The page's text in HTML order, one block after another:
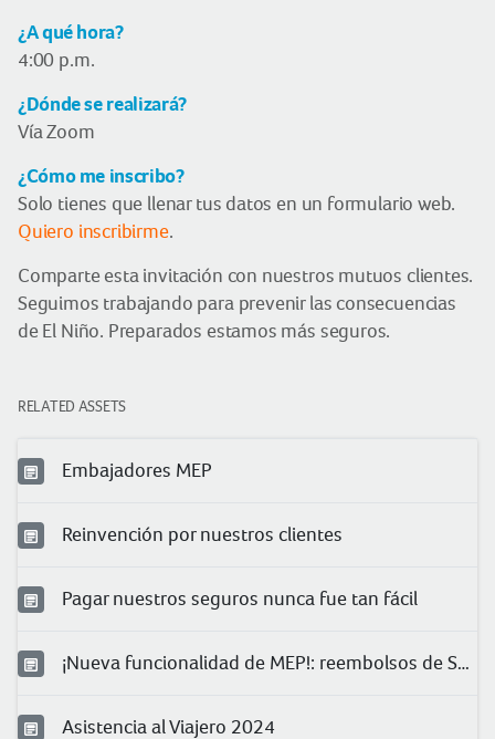
¿A qué hora?
4:00 p.m.
¿Dónde se realizará?
Vía Zoom
¿Cómo me inscribo?
Solo tienes que llenar tus datos en un formulario web.
Quiero inscribirme.
Comparte esta invitación con nuestros mutuos clientes.
Seguimos trabajando para prevenir las consecuencias
de El Niño. Preparados estamos más seguros.
RELATED ASSETS
Embajadores MEP
Reinvención por nuestros clientes
Pagar nuestros seguros nunca fue tan fácil
¡Nueva funcionalidad de MEP!: reembolsos de Salud
Asistencia al Viajero 2024